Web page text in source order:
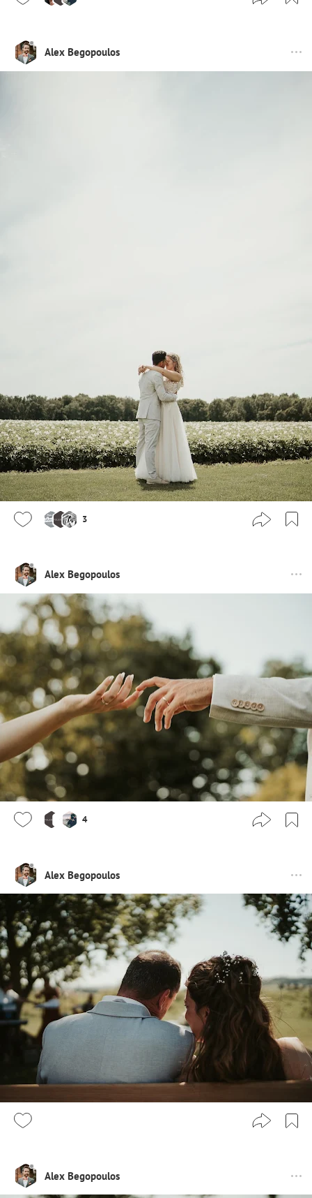
Alex Begopoulos
3
Alex Begopoulos
4
Alex Begopoulos
Alex Begopoulos